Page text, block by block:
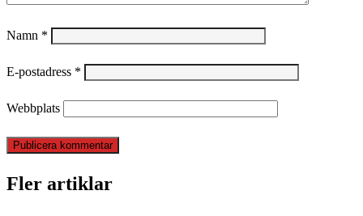
Namn *
E-postadress *
Webbplats
Fler artiklar